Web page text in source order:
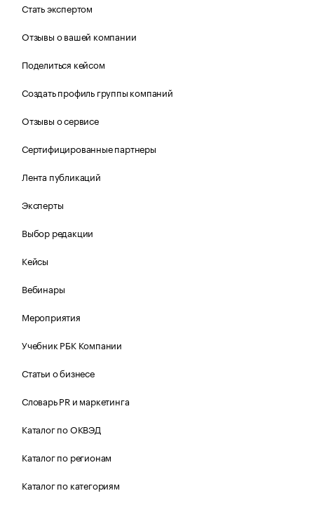
Стать экспертом
Отзывы о вашей компании
Поделиться кейсом
Создать профиль группы компаний
Отзывы о сервисе
Сертифицированные партнеры
Лента публикаций
Эксперты
Выбор редакции
Кейсы
Вебинары
Мероприятия
Учебник РБК Компании
Статьи о бизнесе
Словарь PR и маркетинга
Каталог по ОКВЭД
Каталог по регионам
Каталог по категориям